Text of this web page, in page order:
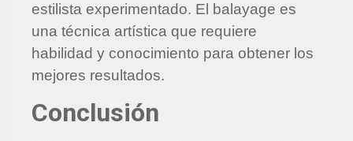
estilista experimentado. El balayage es
una técnica artística que requiere
habilidad y conocimiento para obtener los
mejores resultados.
Conclusión